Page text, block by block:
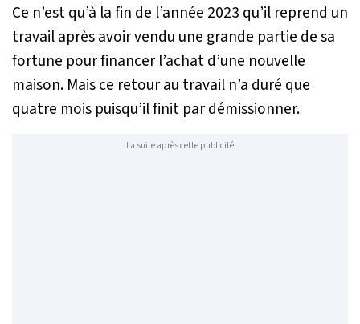
Ce n’est qu’à la fin de l’année 2023 qu’il reprend un
travail après avoir vendu une grande partie de sa
fortune pour financer l’achat d’une nouvelle
maison. Mais ce retour au travail n’a duré que
quatre mois puisqu’il finit par démissionner.
La suite après cette publicité